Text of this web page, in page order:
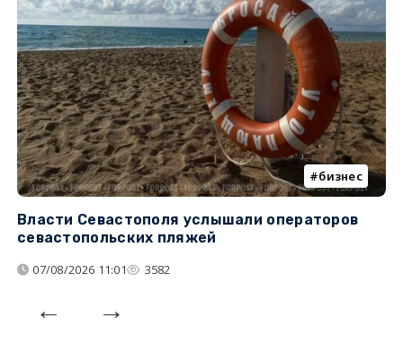
бизнес
Власти Севастополя услышали операторов
севастопольских пляжей
07/08/2026 11:01 3582